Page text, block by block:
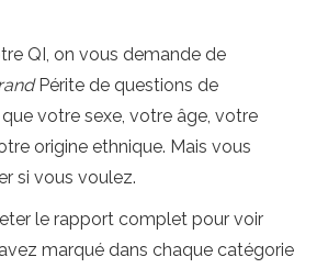
QI, on vous demande de
Périte de questions de
votre sexe, votre âge, votre
origine ethnique. Mais vous
si vous voulez.
le rapport complet pour voir
marqué dans chaque catégorie